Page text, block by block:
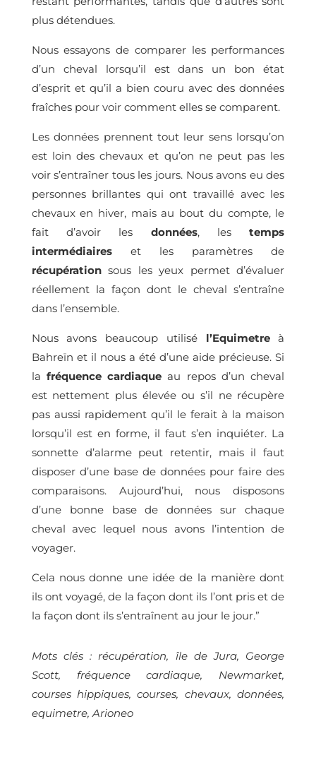
plus détendues.
Nous essayons de comparer les performances
d’un cheval lorsqu’il est dans un bon état
d’esprit et qu’il a bien couru avec des données
fraîches pour voir comment elles se comparent.
Les données prennent tout leur sens lorsqu’on
est loin des chevaux et qu’on ne peut pas les
voir s’entraîner tous les jours. Nous avons eu des
personnes brillantes qui ont travaillé avec les
chevaux en hiver, mais au bout du compte, le
fait d’avoir les données, lestemps
intermédiaireset les paramètres de
récupérationsous les yeux permet d’évaluer
réellement la façon dont le cheval s’entraîne
dans l’ensemble.
Nous avons beaucoup utilisé l’Equimetreà
Bahreïn et il nous a été d’une aide précieuse. Si
lafréquence cardiaque au repos d’un cheval
est nettement plus élevée ou s’il ne récupère
pas aussi rapidement qu’il le ferait à la maison
lorsqu’il est en forme, il faut s’en inquiéter. La
sonnette d’alarme peut retentir, mais il faut
disposer d’une base de données pour faire des
comparaisons. Aujourd’hui, nous disposons
d’une bonne base de données sur chaque
cheval avec lequel nous avons l’intention de
voyager.
Cela nous donne une idée de la manière dont
ils ont voyagé, de la façon dont ils l’ont pris et de
la façon dont ils s’entraînent au jour le jour.”
Mots clés : récupération, île de Jura, George
Scott, fréquence cardiaque, Newmarket,
courses hippiques, courses, chevaux, données,
equimetre, Arioneo